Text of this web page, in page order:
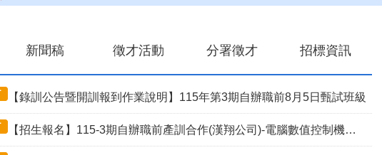
【技能檢定】115年第4梯次即測即評及發證受理報名職類及期程說明
新聞稿 徵才活動 分署徵才 招標資訊
【錄訓公告暨開訓報到作業說明】115年第3期自辦職前8月5日甄試班級
【招生報名】115-3期自辦職前產訓合作(漢翔公司)-電腦數值控制機械班